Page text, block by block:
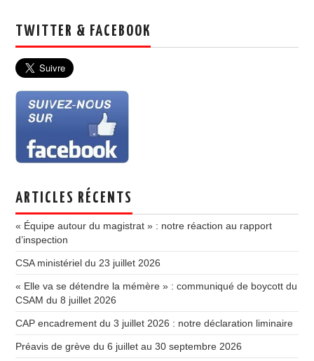
TWITTER & FACEBOOK
ARTICLES RÉCENTS
« Équipe autour du magistrat » : notre réaction au rapport
d’inspection
CSA ministériel du 23 juillet 2026
« Elle va se détendre la mémère » : communiqué de boycott du
CSAM du 8 juillet 2026
CAP encadrement du 3 juillet 2026 : notre déclaration liminaire
Préavis de grève du 6 juillet au 30 septembre 2026